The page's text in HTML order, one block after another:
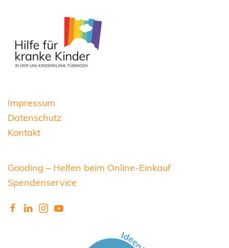
Impressum
Datenschutz
Kontakt
Gooding – Helfen beim Online-Einkauf
Spendenservice